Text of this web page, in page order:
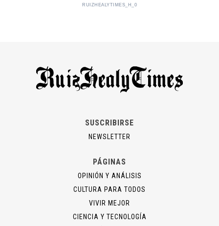
RUIZHEALYTIMES_H_0
SUSCRIBIRSE
NEWSLETTER
PÁGINAS
OPINIÓN Y ANÁLISIS
CULTURA PARA TODOS
VIVIR MEJOR
CIENCIA Y TECNOLOGÍA